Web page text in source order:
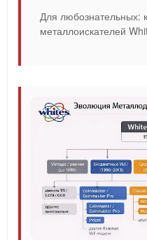
Для любознательных:
металлоискателей